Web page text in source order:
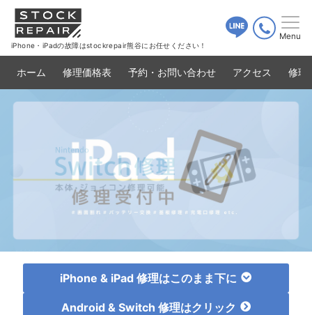
iPhone・iPadの故障はstockrepair熊谷にお任せください！
Menu
ホーム 修理価格表 予約・お問い合わせ アクセス 修理
iPhone & iPad 修理はこのまま下に
Android & Switch 修理はクリック